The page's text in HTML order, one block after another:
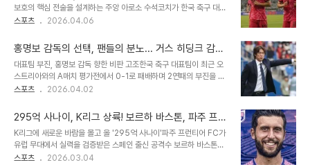
뛸 수 없음을 알리는 엑스자를 그릴 정도로 고통스러워했습니다. 가해
선수 향한 비난 속, 마사의 놀라운 용서와 당부경기 직후 온라인 커뮤
가 거세게 일었습니다. 하지만 예..
보호의 핵심 전술을 설계하는 주앙 아로소 수석코치가 한국 축구 대표
팀의 전력과 운영 방식에 대해 상세히 밝혔다. 아로소 코치는 최근 포
으며, 특히 선수층 간 수준 차이에 대한 솔직한 발언으로 눈길을 끌었
다. 그는 "일부는 세계 최고 수준이지만, 다른 일부는 더 낮은 단계에
서 뛰고 있다"고 말하며 포르투갈과 같은 팀과는 비교가 어렵다고 토
로했다. 이는 한국 축구의 현실적인 과제를 명확히 보여주는 대목이다.
체계적인 대표팀 운영 시스템아로소 코치는 대한축구협회의 제안을
자국 감독을 중심으로 유럽 코치를 ..
스포츠 2026.04.06
홍명보 감독의 선택, 팬들의 분노... 거스 히딩크 감독
재조명
대표팀 부진, 홍명보 감독 향한 비판 고조한국 축구 대표팀이 최근 오
스트리아와의 A매치 평가전에서 0-1로 패배하며 2연패의 부진을 겪
었습니다. 이로 인해 홍명보 감독을 향한 축구 팬들의 비판이 거세지고
는 홍 감독의 운영 방식에 대한 불만이 높습니다. 코트디부아르전에서
실패했던 스리백 전술을 오스트리아전에서도 고수하며 팬들의 납득하
기 어려운 행보를 이어가고 있습니다. 거스 포옛 감독, 대한축구협회의
선택은?홍명보 감독을 향한 팬들의 반발이 거세지면서, 과거 대한축구
협회가 감독 선임 당시 거스 포옛 감독을 외면했던 선택이 다시금 도마
스포츠 2026.04.02
295억 사나이, K리그 상륙! 보르하 바스톤, 파주 프런
티어 FC 입단으로 축구 팬들 열광
K리그에 새로운 바람을 몰고 올 '295억 사나이'파주 프런티어 FC가
유럽 무대에서 실력을 검증받은 스페인 출신 공격수 보르하 바스톤
(Borja Bastón)을 영입하며 팀의 공격력을 한층 강화했습니다. 보르
스포츠 2026.03.04